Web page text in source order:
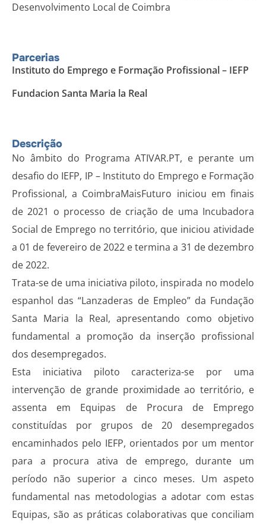
Desenvolvimento Local de Coimbra
Parcerias
Instituto do Emprego e Formação Profissional – IEFP
Fundacion Santa Maria la Real
Descrição
No âmbito do Programa ATIVAR.PT, e perante um
desafio do IEFP, IP – Instituto do Emprego e Formação
Profissional, a CoimbraMaisFuturo iniciou em finais
de 2021 o processo de criação de uma Incubadora
Social de Emprego no território, que iniciou atividade
a 01 de fevereiro de 2022 e termina a 31 de dezembro
de 2022.
Trata-se de uma iniciativa piloto, inspirada no modelo
espanhol das “Lanzaderas de Empleo” da Fundação
Santa Maria la Real, apresentando como objetivo
fundamental a promoção da inserção profissional
dos desempregados.
Esta iniciativa piloto caracteriza-se por uma
intervenção de grande proximidade ao território, e
assenta em Equipas de Procura de Emprego
constituídas por grupos de 20 desempregados
encaminhados pelo IEFP, orientados por um mentor
para a procura ativa de emprego, durante um
período não superior a cinco meses. Um aspeto
fundamental nas metodologias a adotar com estas
Equipas, são as práticas colaborativas que conciliam